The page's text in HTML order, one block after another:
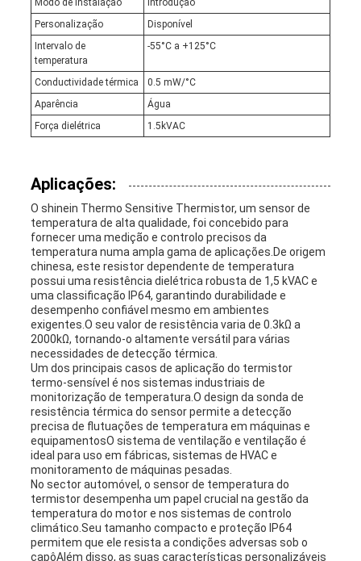
Modo de instalação
Introdução
Personalização
Disponível
Intervalo de
temperatura
-55°C a +125°C
Conductividade térmica
0.5 mW/°C
Aparência
Água
Força dielétrica
1.5kVAC
Aplicações:
O shinein Thermo Sensitive Thermistor, um sensor de
temperatura de alta qualidade, foi concebido para
fornecer uma medição e controlo precisos da
temperatura numa ampla gama de aplicações.De origem
chinesa, este resistor dependente de temperatura
possui uma resistência dielétrica robusta de 1,5 kVAC e
uma classificação IP64, garantindo durabilidade e
desempenho confiável mesmo em ambientes
exigentes.O seu valor de resistência varia de 0.3kΩ a
2000kΩ, tornando-o altamente versátil para várias
necessidades de detecção térmica.
Um dos principais casos de aplicação do termistor
termo-sensível é nos sistemas industriais de
monitorização de temperatura.O design da sonda de
resistência térmica do sensor permite a detecção
precisa de flutuações de temperatura em máquinas e
equipamentosO sistema de ventilação e ventilação é
ideal para uso em fábricas, sistemas de HVAC e
monitoramento de máquinas pesadas.
No sector automóvel, o sensor de temperatura do
termistor desempenha um papel crucial na gestão da
temperatura do motor e nos sistemas de controlo
climático.Seu tamanho compacto e proteção IP64
permitem que ele resista a condições adversas sob o
capôAlém disso, as suas características personalizáveis